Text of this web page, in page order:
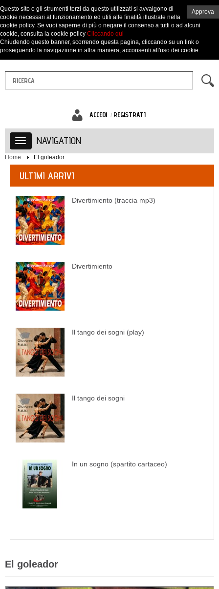
ACCEDI REGISTRATI
NAVIGATION
Home El goleador
ULTIMI ARRIVI
Divertimiento (traccia mp3)
Divertimiento
Il tango dei sogni (play)
Il tango dei sogni
In un sogno (spartito cartaceo)
El goleador
Approva
Questo sito o gli strumenti terzi da questo utilizzati si avvalgono di
cookie necessari al funzionamento ed utili alle finalità illustrate nella
cookie policy. Se vuoi saperne di più o negare il consenso a tutti o ad alcuni
cookie, consulta la cookie policy Cliccando qui
Chiudendo questo banner, scorrendo questa pagina, cliccando su un link o
proseguendo la navigazione in altra maniera, acconsenti all'uso dei cookie.